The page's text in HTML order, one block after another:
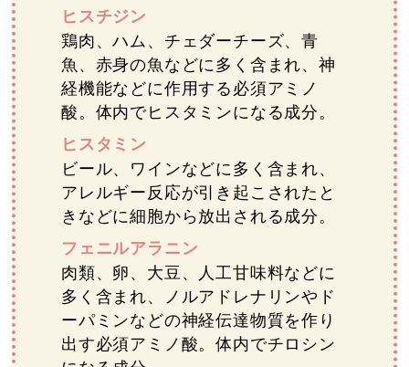
ヒスチジン
鶏肉、ハム、チェダーチーズ、青
魚、赤身の魚などに多く含まれ、神
経機能などに作用する必須アミノ
酸。体内でヒスタミンになる成分。
ヒスタミン
ビール、ワインなどに多く含まれ、
アレルギー反応が引き起こされたと
きなどに細胞から放出される成分。
フェニルアラニン
肉類、卵、大豆、人工甘味料などに
多く含まれ、ノルアドレナリンやド
ーパミンなどの神経伝達物質を作り
出す必須アミノ酸。体内でチロシン